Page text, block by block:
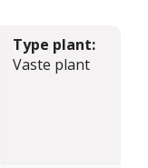
Type plant:
Vaste plant